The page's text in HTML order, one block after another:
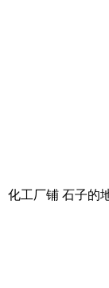
工厂铺 石子